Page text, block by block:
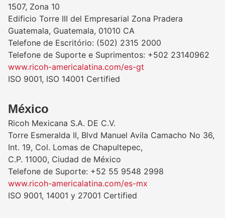
1507, Zona 10
Edificio Torre III del Empresarial Zona Pradera
Guatemala, Guatemala, 01010 CA
Telefone de Escritório: (502) 2315 2000
Telefone de Suporte e Suprimentos: +502 23140962
www.ricoh-americalatina.com/es-gt
ISO 9001, ISO 14001 Certified
México
Ricoh Mexicana S.A. DE C.V.
Torre Esmeralda II, Blvd Manuel Avila Camacho No 36,
Int. 19, Col. Lomas de Chapultepec,
C.P. 11000, Ciudad de México
Telefone de Suporte: +52 55 9548 2998
www.ricoh-americalatina.com/es-mx
ISO 9001, 14001 y 27001 Certified